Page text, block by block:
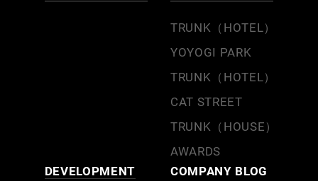
TRUNK（HOTEL）
YOYOGI PARK
TRUNK（HOTEL）
CAT STREET
TRUNK（HOUSE）
AWARDS
DEVELOPMENT
COMPANY BLOG